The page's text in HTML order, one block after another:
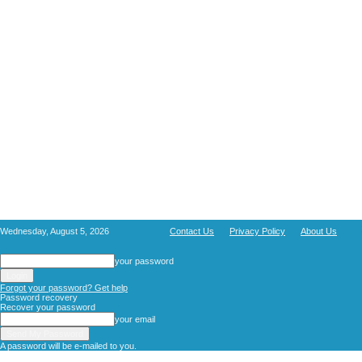
Wednesday, August 5, 2026 Contact Us Privacy Policy About Us
your password
Forgot your password? Get help
Password recovery
Recover your password
your email
A password will be e-mailed to you.